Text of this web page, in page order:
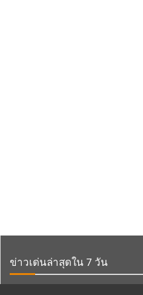
ข่าวเด่นล่าสุดใน 7 วัน